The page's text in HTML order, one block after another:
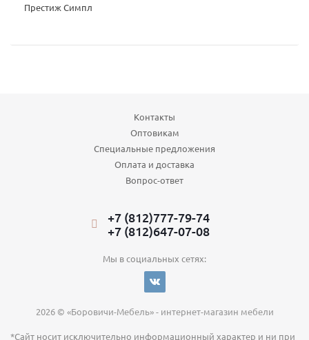
Престиж Симпл
Контакты
Оптовикам
Специальные предложения
Оплата и доставка
Вопрос-ответ
+7 (812)777-79-74
+7 (812)647-07-08
Мы в социальных сетях:
2026 © «Боровичи-Мебель» - интернет-магазин мебели
*Сайт носит исключительно информационный характер и ни при